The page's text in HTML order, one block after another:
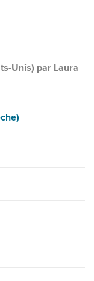
Unis) par Laura